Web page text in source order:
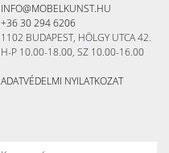
INFO@MOBELKUNST.HU
+36 30 294 6206
1102 BUDAPEST, HÖLGY UTCA 42.
H-P 10.00-18.00, SZ 10.00-16.00
ADATVÉDELMI NYILATKOZAT